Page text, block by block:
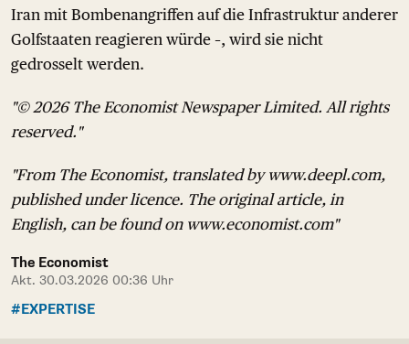
Iran mit Bombenangriffen auf die Infrastruktur anderer
Golfstaaten reagieren würde –, wird sie nicht
gedrosselt werden.
"© 2026 The Economist Newspaper Limited. All rights
reserved."
"From The Economist, translated by www.deepl.com,
published under licence. The original article, in
English, can be found on www.economist.com"
The Economist
Akt. 30.03.2026 00:36 Uhr
#EXPERTISE